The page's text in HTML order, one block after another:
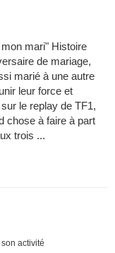
mari" Histoire
de mariage,
marié à une autre
leur force et
le replay de TF1,
chose à faire à part
trois ...
activité